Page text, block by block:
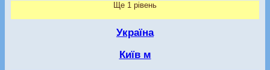
Ще 1 рівень
Україна
Київ м